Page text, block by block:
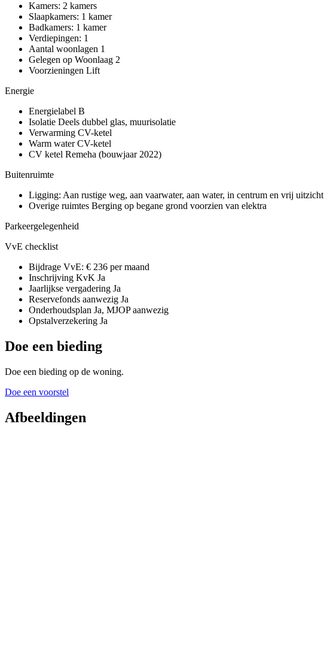
Kamers: 2 kamers
Slaapkamers: 1 kamer
Badkamers: 1 kamer
Verdiepingen: 1
Aantal woonlagen 1
Gelegen op Woonlaag 2
Voorzieningen Lift
Energie
Energielabel B
Isolatie Deels dubbel glas, muurisolatie
Verwarming CV-ketel
Warm water CV-ketel
CV ketel Remeha (bouwjaar 2022)
Buitenruimte
Ligging: Aan rustige weg, aan vaarwater, aan water, in centrum en vrij uitzicht
Overige ruimtes Berging op begane grond voorzien van elektra
Parkeergelegenheid
VvE checklist
Bijdrage VvE: € 236 per maand
Inschrijving KvK Ja
Jaarlijkse vergadering Ja
Reservefonds aanwezig Ja
Onderhoudsplan Ja, MJOP aanwezig
Opstalverzekering Ja
Doe een bieding
Doe een bieding op de woning.
Doe een voorstel
Afbeeldingen